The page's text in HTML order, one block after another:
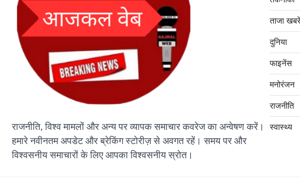
राजनीति, विश्व मामलों और अन्य पर व्यापक समाचार कवरेज का अन्वेषण करें।
हमारे नवीनतम अपडेट और ब्रेकिंग स्टोरीज़ से अवगत रहें। समय पर और
विश्वसनीय समाचारों के लिए आपका विश्वसनीय स्रोत।
ताजा खबरें
दुनिया
फाइनेंस
मनोरंजन
राजनीति
स्वास्थ्य